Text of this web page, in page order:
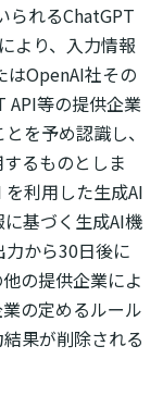
られるChatGPT
より、入力情報
はOpenAI社その
API等の提供企業
を予め認識し、
るものとしま
利用した生成AI
基づく生成AI機
から30日後に
の提供企業によ
の定めるルール
果が削除される